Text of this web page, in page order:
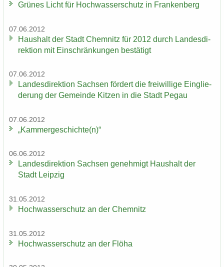
Grü­nes Licht für Hoch­was­ser­schutz in Fran­ken­berg
07.06.2012
Haus­halt der Stadt Chem­nitz für 2012 durch Lan­des­di­
rek­ti­on mit Ein­schrän­kun­gen be­stä­tigt
07.06.2012
Lan­des­di­rek­ti­on Sach­sen för­dert die frei­wil­li­ge Ein­glie­
de­rung der Ge­mein­de Kit­zen in die Stadt Pegau
07.06.2012
„Kam­mer­ge­schich­te(n)“
06.06.2012
Lan­des­di­rek­ti­on Sach­sen ge­neh­migt Haus­halt der
Stadt Leip­zig
31.05.2012
Hoch­was­ser­schutz an der Chem­nitz
31.05.2012
Hoch­was­ser­schutz an der Flöha